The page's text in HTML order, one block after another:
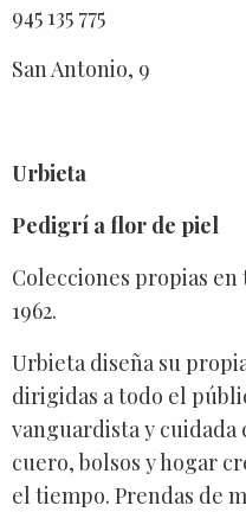
945 135 775
San Antonio, 9
Urbieta
Pedigrí a flor de piel
Colecciones propias
1962.
Urbieta diseña su
dirigidas a todo el
vanguardista y
cuero, bolsos y hogar
el tiempo. Prendas de